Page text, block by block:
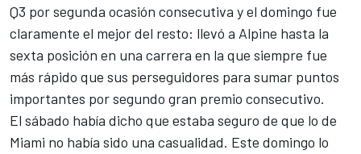
Q3 por segunda ocasión consecutiva y el domingo fue
claramente el mejor del resto: llevó a Alpine hasta la
sexta posición en una carrera en la que siempre fue
más rápido que sus perseguidores para sumar puntos
importantes por segundo gran premio consecutivo.
El sábado había dicho que estaba seguro de que lo de
Miami no había sido una casualidad. Este domingo lo